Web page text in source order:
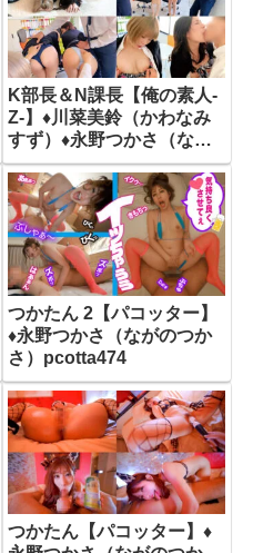
K部長＆N課長【俺の素人-
Z-】♦川菜美鈴（かわなみ
すず）♦永野つかさ（なが
のつかさ）oremo036
つかたん 2【パコッター】
♦永野つかさ（ながのつか
さ）pcotta474
つかたん【パコッター】♦